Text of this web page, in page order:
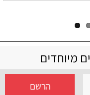
מיוחדים
הרשם